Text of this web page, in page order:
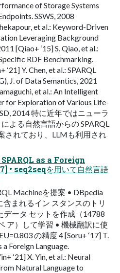
of Storage Systems
SSWS, 2008
et al.: Keyword-Driven
Leveraging Background
[Qiao+ ‘15] S. Qiao, et al.:
RDF Benchmarking.
Y. Chen, et al.: SPARQL
J. of Data Semantics, 2021
et al.: An Intelligent
for Exploration of Various Life-
2014 特に近年ではニューラ
よる⾃然⾔語からの SPARQL
されており、LLMも利⽤され
SPARQL as a Foreign
• seq2seqを⽤いて⾃然⾔語
Machineを提案 • DBpedia
まれるイン スタンスのトリ
データ セットを作成（14788
ア）して学習 • 機械翻訳に使
の精度 4 [Soru+ ‘17] T.
a Foreign Language.
‘21] X. Yin, et al.: Neural
Natural Language to